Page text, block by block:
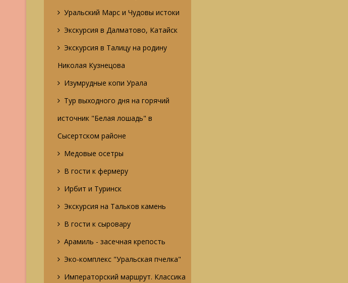
Уральский Марс и Чудовы истоки
Экскурсия в Далматово, Катайск
Экскурсия в Талицу на родину
Николая Кузнецова
Изумрудные копи Урала
Тур выходного дня на горячий
источник "Белая лошадь" в
Сысертском районе
Медовые осетры
В гости к фермеру
Ирбит и Туринск
Экскурсия на Тальков камень
В гости к сыровару
Арамиль - засечная крепость
Эко-комплекс "Уральская пчелка"
Императорский маршрут. Классика